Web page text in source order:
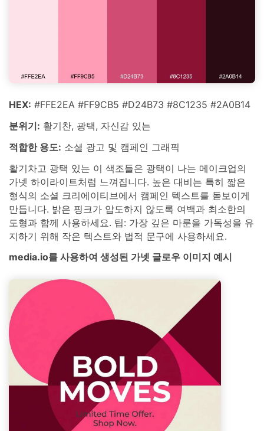
HEX: #FFE2EA #FF9CB5 #D24B73 #8C1235 #2A0B14
분위기: 활기찬, 광택, 자신감 있는
적합한 용도: 소셜 광고 및 캠페인 그래픽
활기차고 광택 있는 이 색조들은 광택이 나는 메이크업의
가넷 하이라이트처럼 느껴집니다. 높은 대비는 특히 짧은
형식의 소셜 크리에이티브에서 캠페인 텍스트를 돋보이게
만듭니다. 밝은 핑크가 압도하지 않도록 여백과 최소한의
도형과 함께 사용하세요. 팁: 가장 깊은 마룬을 가독성을 유
지하기 위해 작은 텍스트와 법적 문구에 사용하세요.
media.io를 사용하여 생성된 가넷 글로우 이미지 예시